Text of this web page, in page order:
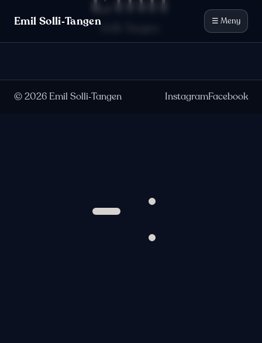
Emil Solli‑Tangen ☰ Meny
Solli-Tangen
©2026 Emil Solli‑Tangen InstagramFacebook